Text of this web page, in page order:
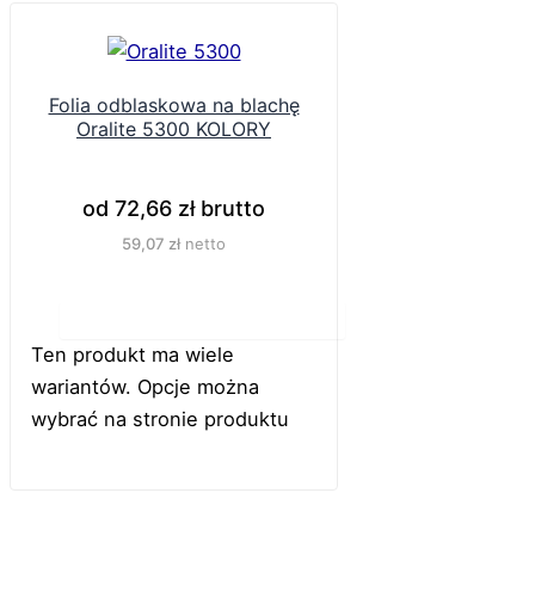
Folia odblaskowa na blachę
Oralite 5300 KOLORY
od 72,66 złbrutto
59,07 złnetto
Ten produkt ma wiele
wariantów. Opcje można
wybrać na stronie produktu